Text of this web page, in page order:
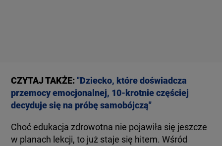
CZYTAJ TAKŻE:"Dziecko, które doświadcza
przemocy emocjonalnej, 10-krotnie częściej
decyduje się na próbę samobójczą"
Choć edukacja zdrowotna nie pojawiła się jeszcze
w planach lekcji, to już staje się hitem. Wśród